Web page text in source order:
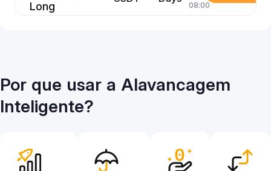
Long
08:00
Por que usar a Alavancagem
Inteligente?